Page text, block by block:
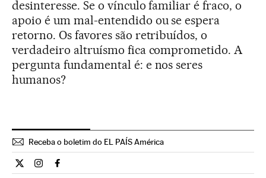
desinteresse. Se o vínculo familiar é fraco, o
apoio é um mal-entendido ou se espera
retorno. Os favores são retribuídos, o
verdadeiro altruísmo fica comprometido. A
pergunta fundamental é: e nos seres
humanos?
Receba o boletim do EL PAÍS América
Ciencia El País Brasil en Twitter
Ciencia El País Brasil en Instagram
Ciencia El País Brasil en Facebook